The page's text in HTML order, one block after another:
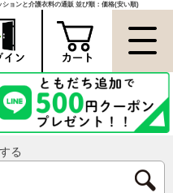
ョンと介護衣料の通販 並び順：価格(安い順)
る